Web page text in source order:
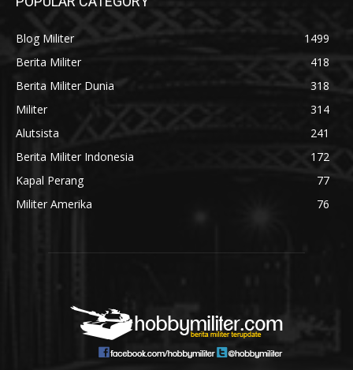
Blog Militer
1499
Berita Militer
418
Berita Militer Dunia
318
Militer
314
Alutsista
241
Berita Militer Indonesia
172
Kapal Perang
77
Militer Amerika
76